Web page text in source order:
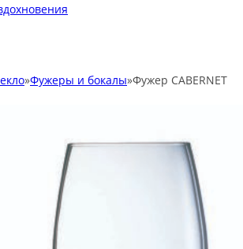
»Фужеры и бокалы»Фужер CABERNET